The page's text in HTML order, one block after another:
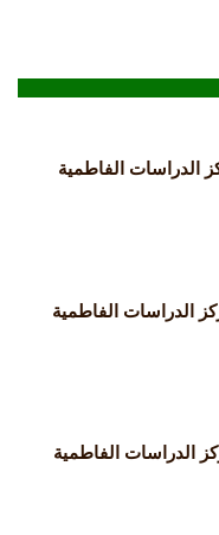
الدراسات الفاطمية
الدراسات الفاطمية
الدراسات الفاطمية